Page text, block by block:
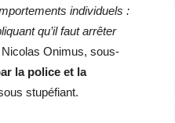
individuels :
qu’il faut arrêter
Onimus, sous-
la police et la
stupéfiant.